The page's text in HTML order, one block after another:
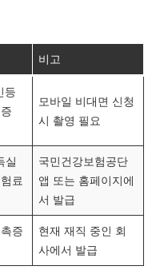
비고
등
모바일 비대면 신청
시 촬영 필요
실
료
국민건강보험공단
앱 또는 홈페이지에
서 발급
증
현재 재직 중인 회
사에서 발급